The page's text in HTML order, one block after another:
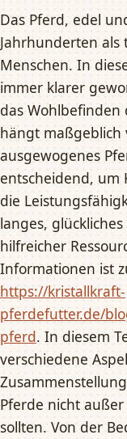
Das Pferd, edel
Jahrhunderten
Menschen. In
immer klarer
das Wohlbefinden
hängt maßgeblich
ausgewogenes
entscheidend, um
die
langes,
hilfreicher
Informationen ist
https://kristallkraft-
pferdefutter.de/
pferd. In diesem
verschiedene
Pferde nicht
sollten. Von der